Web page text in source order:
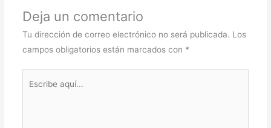
Deja un comentario
Tu dirección de correo electrónico no será publicada. Los
campos obligatorios están marcados con *